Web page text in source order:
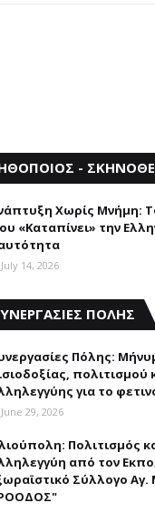
-
Xωρίς Mνήμη:
«Καταπίνει» την
July 14, 2026
ΠΟΛΗΣ
Πόλης:
πολιτισμού
για το
June 29, 2026
Πολιτισμός
από τον
Σύλλογο Αγ.